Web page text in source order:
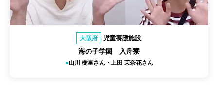
大阪府 児童養護施設
海の子学園 入舟寮
山川 樹里さん・上田 茉奈花さん